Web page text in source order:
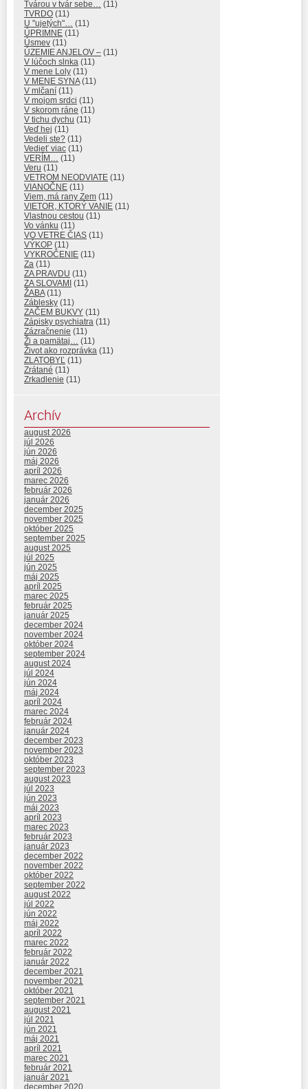
Tvárou v tvár sebe… (11)
TVRDO (11)
U "ujetých"… (11)
ÚPRIMNE (11)
Úsmev (11)
ÚZEMIE ANJELOV – (11)
V lúčoch slnka (11)
V mene Loly (11)
V MENE SYNA(11)
V mlčaní (11)
V mojom srdci (11)
V skorom ráne (11)
V tichu dychu (11)
Veď hej (11)
Vedeli ste? (11)
Vedieť viac (11)
VERÍM… (11)
Veru (11)
VETROM NEODVIATE (11)
VIANOČNE (11)
Viem, má rany Zem (11)
VIETOR, KTORÝ VANIE (11)
Vlastnou cestou (11)
Vo vánku (11)
VO VETRE ČIAS (11)
VÝKOP (11)
VYKROČENIE (11)
Za (11)
ZA PRAVDU (11)
ZA SLOVAMI (11)
ŽABA(11)
Záblesky (11)
ZAČEM BUKVY (11)
Zápisky psychiatra (11)
Zázračnenie (11)
Ži a pamätaj… (11)
Život ako rozprávka (11)
ZLATOBYĽ (11)
Zrátané (11)
Zrkadlenie (11)
Archív
august 2026
júl 2026
jún 2026
máj 2026
apríl 2026
marec 2026
február 2026
január 2026
december 2025
november 2025
október 2025
september 2025
august 2025
júl 2025
jún 2025
máj 2025
apríl 2025
marec 2025
február 2025
január 2025
december 2024
november 2024
október 2024
september 2024
august 2024
júl 2024
jún 2024
máj 2024
apríl 2024
marec 2024
február 2024
január 2024
december 2023
november 2023
október 2023
september 2023
august 2023
júl 2023
jún 2023
máj 2023
apríl 2023
marec 2023
február 2023
január 2023
december 2022
november 2022
október 2022
september 2022
august 2022
júl 2022
jún 2022
máj 2022
apríl 2022
marec 2022
február 2022
január 2022
december 2021
november 2021
október 2021
september 2021
august 2021
júl 2021
jún 2021
máj 2021
apríl 2021
marec 2021
február 2021
január 2021